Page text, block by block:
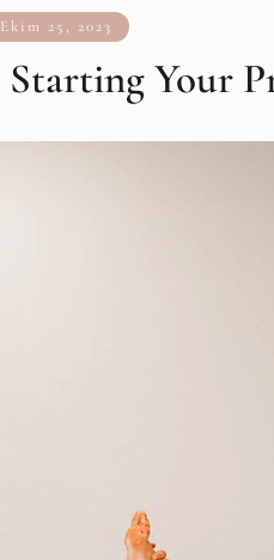
Ekim 25, 2023
Your